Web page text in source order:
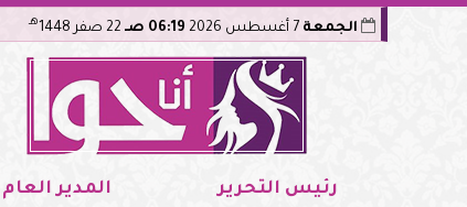
الجمعة 06:19 صـ هـ
رئيس التحرير المدير العام